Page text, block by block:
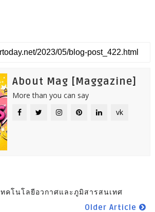
About Mag [Maggazine]
More than you can say
vk
คโนโลยีอวกาศและภูมิสารสนเทศ
Older Article